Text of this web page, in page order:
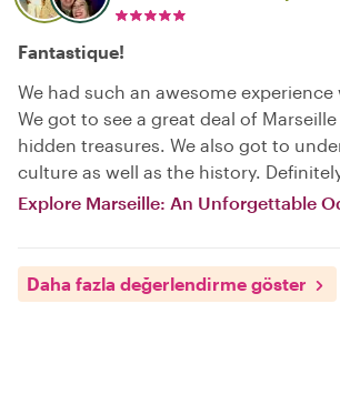
Fantastique!
We had such an awesome
We got to see a great deal of
hidden treasures. We also got to
culture as well as the history.
Explore Marseille: An Unforgettable
Daha fazla değerlendirme göster